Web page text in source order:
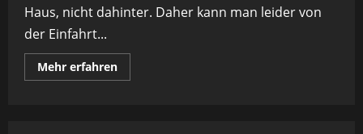
Haus, nicht dahinter. Daher kann man leider von
der Einfahrt...
Mehr erfahrenMehr
Informationen